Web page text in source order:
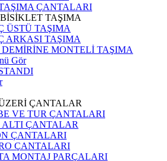
ÇANTALARI
TAŞIMA
ÜSTÜ TAŞIMA
ARKASI TAŞIMA
MONTELİ TAŞIMA
Gör
ÇANTALAR
VE TUR ÇANTALARI
ALTI ÇANTALAR
ÇANTALARI
ÇANTALARI
MONTAJ PARÇALARI